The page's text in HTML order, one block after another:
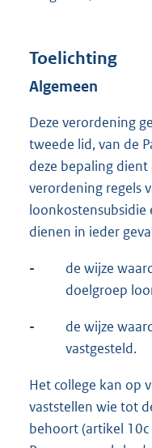
Toelichting
Algemeen
Deze verordening
tweede lid, van de
deze bepaling
verordening regels
loonkostensubsidie
dienen in ieder
-
de wijze
doelgroep
-
de wijze
vastgesteld.
Het college kan op
vaststellen wie tot
behoort (artikel